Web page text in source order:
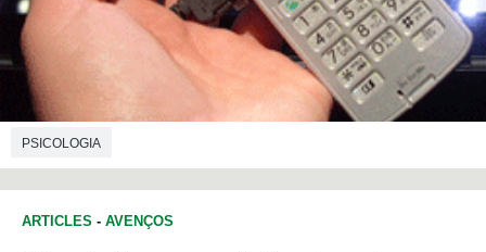
PSICOLOGIA
ARTICLES - AVENÇOS